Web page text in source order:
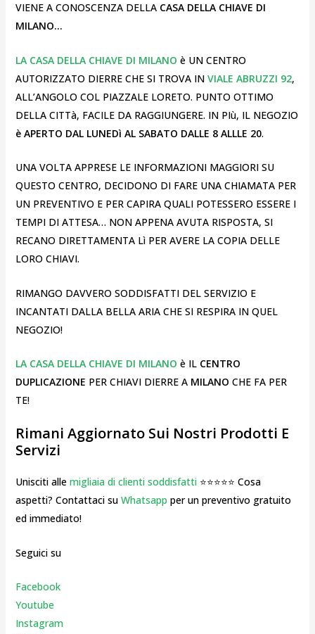
VIENE A CONOSCENZA DELLA CASA DELLA CHIAVE DI
MILANO…
LA CASA DELLA CHIAVE DI MILANO è UN CENTRO
AUTORIZZATO DIERRE CHE SI TROVA IN VIALE ABRUZZI 92,
ALL’ANGOLO COL PIAZZALE LORETO. PUNTO OTTIMO
DELLA CITTà, FACILE DA RAGGIUNGERE. IN PIù, IL NEGOZIO
è APERTO DAL LUNEDì AL SABATO DALLE 8 ALLLE 20.
UNA VOLTA APPRESE LE INFORMAZIONI MAGGIORI SU
QUESTO CENTRO, DECIDONO DI FARE UNA CHIAMATA PER
UN PREVENTIVO E PER CAPIRA QUALI POTESSERO ESSERE I
TEMPI DI ATTESA… NON APPENA AVUTA RISPOSTA, SI
RECANO DIRETTAMENTA Lì PER AVERE LA COPIA DELLE
LORO CHIAVI.
RIMANGO DAVVERO SODDISFATTI DEL SERVIZIO E
INCANTATI DALLA BELLA ARIA CHE SI RESPIRA IN QUEL
NEGOZIO!
LA CASA DELLA CHIAVE DI MILANO è IL CENTRO
DUPLICAZIONE PER CHIAVI DIERRE A MILANO CHE FA PER
TE!
Rimani Aggiornato Sui Nostri Prodotti E
Servizi
Unisciti alle migliaia di clienti soddisfatti⭐⭐⭐⭐⭐ Cosa
aspetti? Contattaci su Whatsapp per un preventivo gratuito
ed immediato!
Seguici su
Facebook
Youtube
Instagram